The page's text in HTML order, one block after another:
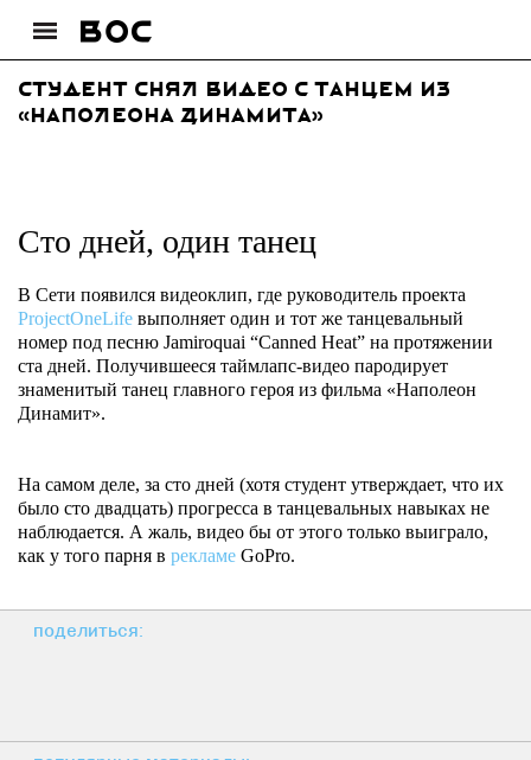
Студент снял видео с танцем из
«Наполеона Динамита»
Сто дней, один танец
В Сети появился видеоклип, где руководитель проекта
ProjectOneLife выполняет один и тот же танцевальный
номер под песню Jamiroquai “Canned Heat” на протяжении
ста дней. Получившееся таймлапс-видео пародирует
знаменитый танец главного героя из фильма «Наполеон
Динамит».
На самом деле, за сто дней (хотя студент утверждает, что их
было сто двадцать) прогресса в танцевальных навыках не
наблюдается. А жаль, видео бы от этого только выиграло,
как у того парня в рекламе GoPro.
поделиться: